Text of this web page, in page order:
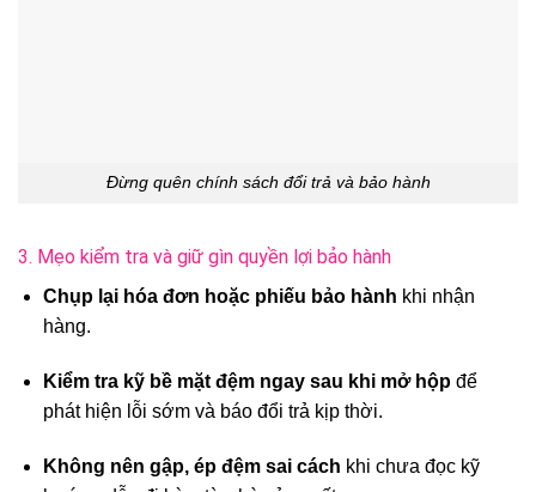
Đừng quên chính sách đổi trả và bảo hành
3. Mẹo kiểm tra và giữ gìn quyền lợi bảo hành
Chụp lại hóa đơn hoặc phiếu bảo hành khi nhận
hàng.
Kiểm tra kỹ bề mặt đệm ngay sau khi mở hộpđể
phát hiện lỗi sớm và báo đổi trả kịp thời.
Không nên gập, ép đệm sai cách khi chưa đọc kỹ